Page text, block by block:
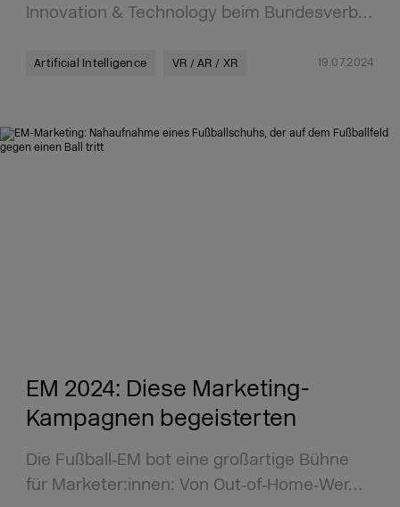
Innovation & Technology beim Bundesverb…
Artificial Intelligence VR / AR / XR 19.07.2024
EM 2024: Diese Marketing-
Kampagnen begeisterten
Die Fußball‑EM bot eine großartige Bühne
für Marketer:innen: Von Out‑of‑Home‑Wer…